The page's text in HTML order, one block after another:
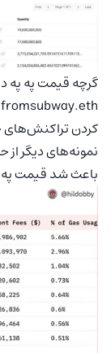
گرچه قیمت په په
کردن تراکنش‌های
نمونه‌های دیگر
باعث شد قیمت په